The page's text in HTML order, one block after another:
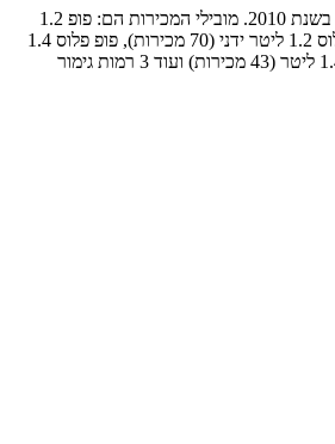
470 רכבי פיאט 500 נמכרו בשנת 2010. מובילי המכירות הם: פופ 1.2
ליטר (257 מכירות), פופ פלוס 1.2 ליטר ידני (70 מכירות), פופ פלוס 1.4
ליטר (53 מכירות), לאונג' 1.4 ליטר (43 מכירות) ועוד 3 רמות גימור